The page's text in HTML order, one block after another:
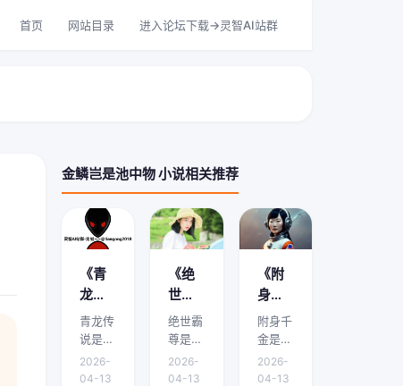
首页 网站目录 进入论坛下载->灵智AI站群
金鳞岂是池中物 小说相关推荐
《青
龙传
说》
剧情
介绍
在哪
青龙传
说是本
文的核
心主
2026-
04-13
《绝
世霸
尊》
剧情
介绍
是什
绝世霸
尊是本
文的核
心主
2026-
04-13
《附
身千
金》
剧情
介绍
哪里
附身千
金是本
文的核
心主
2026-
04-13